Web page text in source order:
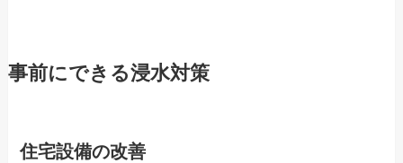
事前にできる浸水対策
住宅設備の改善